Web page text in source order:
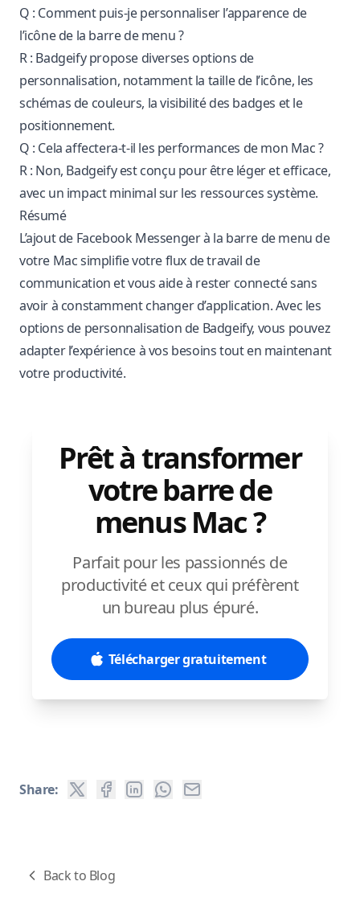
Q : Comment puis-je personnaliser l’apparence de
l’icône de la barre de menu ?
R : Badgeify propose diverses options de
personnalisation, notamment la taille de l’icône, les
schémas de couleurs, la visibilité des badges et le
positionnement.
Q : Cela affectera-t-il les performances de mon Mac ?
R : Non, Badgeify est conçu pour être léger et efficace,
avec un impact minimal sur les ressources système.
Résumé
L’ajout de Facebook Messenger à la barre de menu de
votre Mac simplifie votre flux de travail de
communication et vous aide à rester connecté sans
avoir à constamment changer d’application. Avec les
options de personnalisation de Badgeify, vous pouvez
adapter l’expérience à vos besoins tout en maintenant
votre productivité.
Prêt à transformer
votre barre de
menus Mac ?
Parfait pour les passionnés de
productivité et ceux qui préfèrent
un bureau plus épuré.
Télécharger gratuitement
Share:
Back to Blog